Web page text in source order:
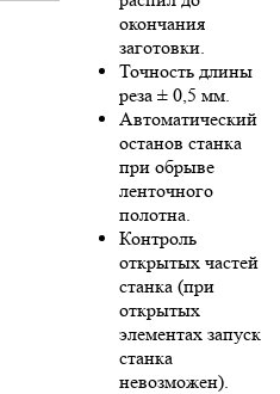
окончания
заготовки.
Точность длины
реза ± 0,5 мм.
Автоматический
останов станка
при обрыве
ленточного
полотна.
Контроль
открытых частей
станка (при
открытых
элементах запуск
станка
невозможен).